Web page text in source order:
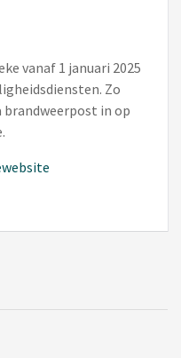
vanaf 1 januari 2025
Zo
in op